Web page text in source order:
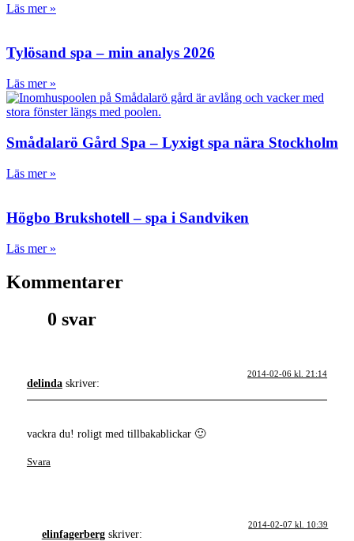
Läs mer »
Tylösand spa – min analys 2026
Läs mer »
Smådalarö Gård Spa – Lyxigt spa nära Stockholm
Läs mer »
Högbo Brukshotell – spa i Sandviken
Läs mer »
Kommentarer
0 svar
delinda skriver:
2014-02-06 kl. 21:14
vackra du! roligt med tillbakablickar 🙂
Svara
elinfagerberg skriver:
2014-02-07 kl. 10:39